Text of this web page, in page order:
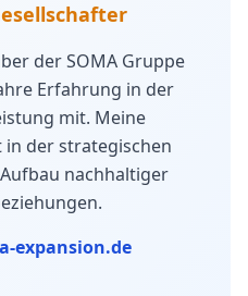
der SOMA Gruppe
Erfahrung in der
mit. Meine
in der strategischen
nachhaltiger
expansion.de